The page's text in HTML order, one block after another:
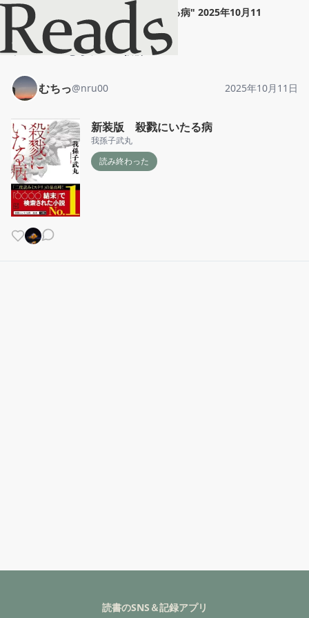
新装版 殺戮にいたる病" 2025年10月11
日
ホーム
むちっ 投稿
むちっ@nru00 2025年10月11日
新装版 殺戮にいたる病
我孫子武丸
読み終わった
読書のSNS＆記録アプリ